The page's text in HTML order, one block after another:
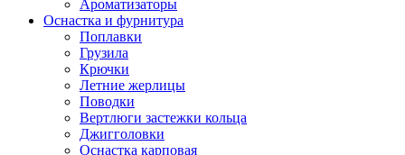
Ароматизаторы
Оснастка и фурнитура
Поплавки
Грузила
Крючки
Летние жерлицы
Поводки
Вертлюги застежки кольца
Джигголовки
Оснастка карповая